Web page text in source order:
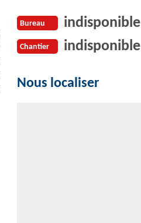
Bureau indisponible
Chantier indisponible
Nous localiser